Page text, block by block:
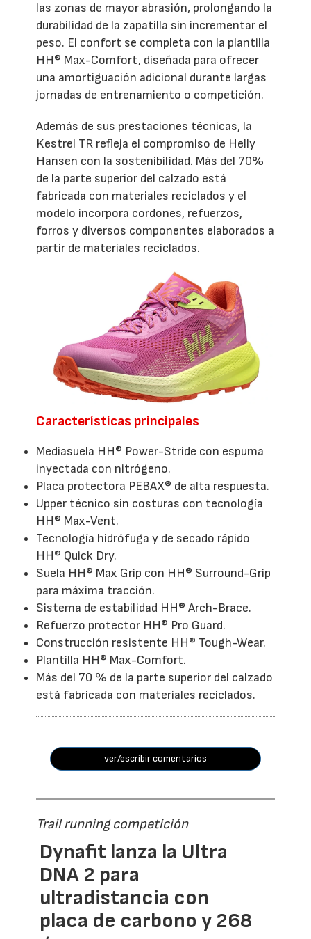
las zonas de mayor abrasión, prolongando la
durabilidad de la zapatilla sin incrementar el
peso. El confort se completa con la plantilla
HH® Max-Comfort, diseñada para ofrecer
una amortiguación adicional durante largas
jornadas de entrenamiento o competición.
Además de sus prestaciones técnicas, la
Kestrel TR refleja el compromiso de Helly
Hansen con la sostenibilidad. Más del 70%
de la parte superior del calzado está
fabricada con materiales reciclados y el
modelo incorpora cordones, refuerzos,
forros y diversos componentes elaborados a
partir de materiales reciclados.
Características principales
Mediasuela HH® Power-Stride con espuma
inyectada con nitrógeno.
Placa protectora PEBAX® de alta respuesta.
Upper técnico sin costuras con tecnología
HH® Max-Vent.
Tecnología hidrófuga y de secado rápido
HH® Quick Dry.
Suela HH® Max Grip con HH® Surround-Grip
para máxima tracción.
Sistema de estabilidad HH® Arch-Brace.
Refuerzo protector HH® Pro Guard.
Construcción resistente HH® Tough-Wear.
Plantilla HH® Max-Comfort.
Más del 70 % de la parte superior del calzado
está fabricada con materiales reciclados.
ver/escribir comentarios
Trail running competición
Dynafit lanza la Ultra
DNA 2 para
ultradistancia con
placa de carbono y 268